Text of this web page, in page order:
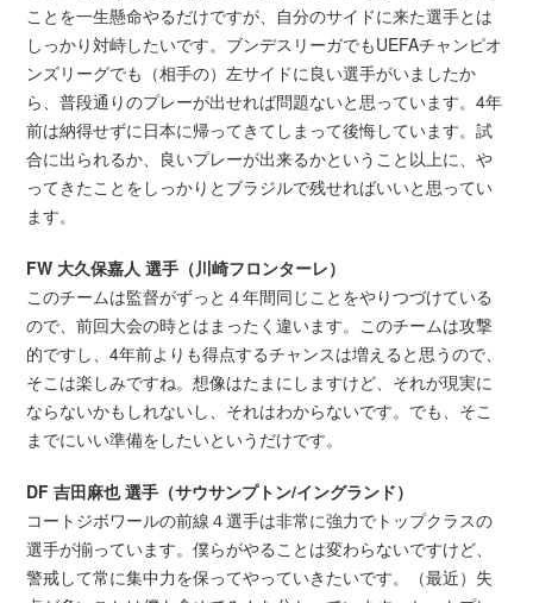
ことを一生懸命やるだけですが、自分のサイドに来た選手とは
しっかり対峙したいです。ブンデスリーガでもUEFAチャンピオ
ンズリーグでも（相手の）左サイドに良い選手がいましたか
ら、普段通りのプレーが出せれば問題ないと思っています。4年
前は納得せずに日本に帰ってきてしまって後悔しています。試
合に出られるか、良いプレーが出来るかということ以上に、や
ってきたことをしっかりとブラジルで残せればいいと思ってい
ます。
FW 大久保嘉人 選手（川崎フロンターレ）
このチームは監督がずっと４年間同じことをやりつづけている
ので、前回大会の時とはまったく違います。このチームは攻撃
的ですし、4年前よりも得点するチャンスは増えると思うので、
そこは楽しみですね。想像はたまにしますけど、それが現実に
ならないかもしれないし、それはわからないです。でも、そこ
までにいい準備をしたいというだけです。
DF 吉田麻也 選手（サウサンプトン/イングランド）
コートジボワールの前線４選手は非常に強力でトップクラスの
選手が揃っています。僕らがやることは変わらないですけど、
警戒して常に集中力を保ってやっていきたいです。（最近）失